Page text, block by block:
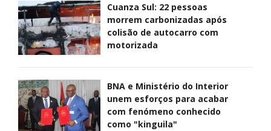
Cuanza Sul: 22 pessoas
morrem carbonizadas após
colisão de autocarro com
motorizada
BNA e Ministério do Interior
unem esforços para acabar
com fenómeno conhecido
como "kinguila"